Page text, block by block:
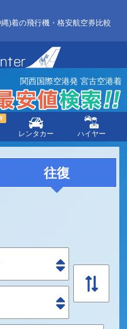
)着の飛行機・格安航空券比較
関西国際空港発 宮古空港着
レンタカー ハイヤー
往復